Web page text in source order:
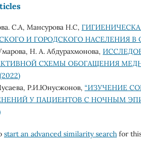
С.А, Мансурова Н.С,
И ГОРОДСКОГО НАСЕЛЕНИЯ В
Н. А. Абдурахмонова,
СХЕМЫ ОБОГАЩЕНИЯ
Р.И.Юнусжонов, “ИЗУЧЕНИЕ
У ПАЦИЕНТОВ С НОЧНЫМ
start an advanced similarity search for